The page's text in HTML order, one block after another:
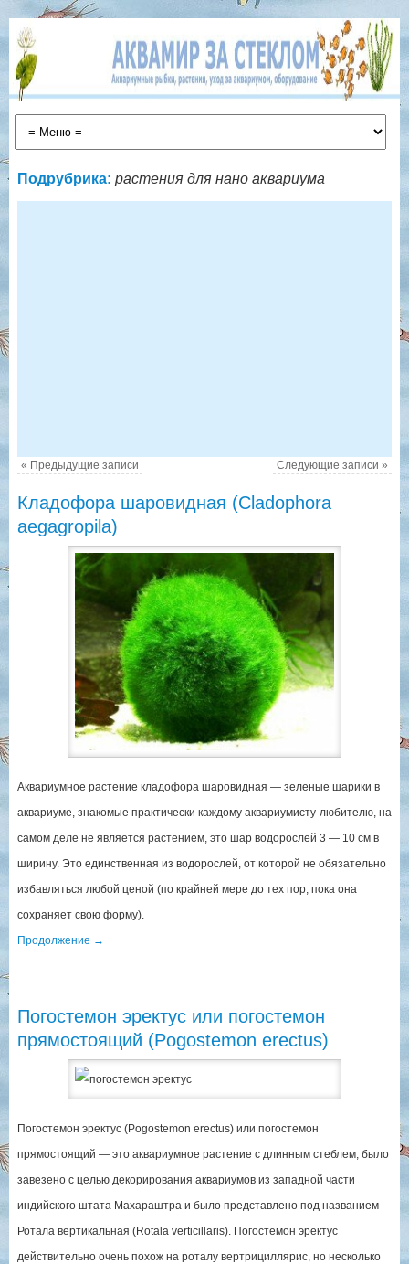
Подрубрика: растения для нано аквариума
« Предыдущие записи Следующие записи»
Кладофора шаровидная (Cladophora
aegagropila)
Аквариумное растение кладофора шаровидная — зеленые шарики в
аквариуме, знакомые практически каждому аквариумисту-любителю, на
самом деле не является растением, это шар водорослей 3 — 10 см в
ширину. Это единственная из водорослей, от которой не обязательно
избавляться любой ценой (по крайней мере до тех пор, пока она
сохраняет свою форму).
Продолжение →
Погостемон эректус или погостемон
прямостоящий (Pogostemon erectus)
Погостемон эректус (Pogostemon erectus) или погостемон
прямостоящий — это аквариумное растение с длинным стеблем, было
завезено с целью декорирования аквариумов из западной части
индийского штата Махараштра и было представлено под названием
Ротала вертикальная (Rotala verticillaris). Погостемон эректус
действительно очень похож на роталу вертрициллярис, но несколько